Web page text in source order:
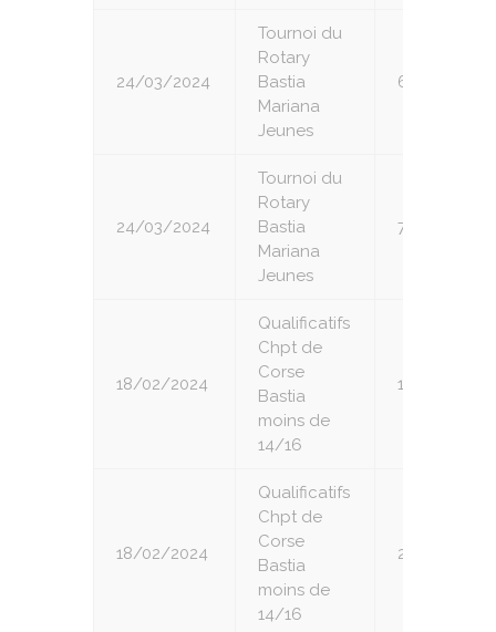
24/03/2024
Tournoi du
Rotary
Bastia
Mariana
Jeunes
6
24/03/2024
Tournoi du
Rotary
Bastia
Mariana
Jeunes
7
18/02/2024
Qualificatifs
Chpt de
Corse
Bastia
moins de
14/16
1
18/02/2024
Qualificatifs
Chpt de
Corse
Bastia
moins de
14/16
2